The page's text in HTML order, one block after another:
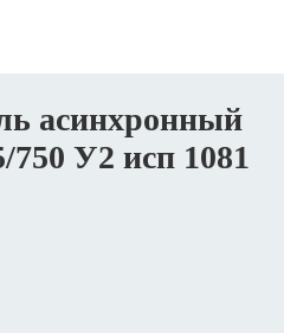
асинхронный
У2 исп 1081